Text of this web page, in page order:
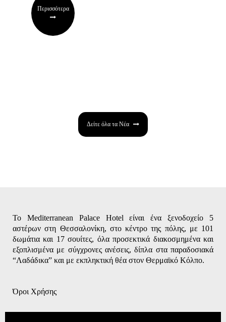
Περισσότερα
Δείτε όλα τα Νέα
Το Mediterranean Palace Hotel είναι ένα ξενοδοχείο 5
αστέρων στη Θεσσαλονίκη, στο κέντρο της πόλης, με 101
δωμάτια και 17 σουίτες, όλα προσεκτικά διακοσμημένα και
εξοπλισμένα με σύγχρονες ανέσεις, δίπλα στα παραδοσιακά
“Λαδάδικα” και με εκπληκτική θέα στον Θερμαϊκό Κόλπο.
Όροι Χρήσης